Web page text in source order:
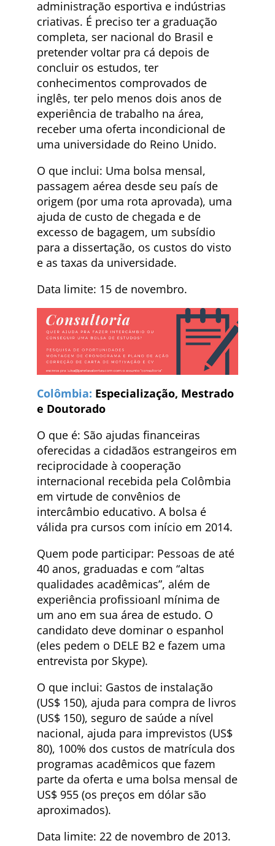
administração esportiva e indústrias
criativas. É preciso ter a graduação
completa, ser nacional do Brasil e
pretender voltar pra cá depois de
concluir os estudos, ter
conhecimentos comprovados de
inglês, ter pelo menos dois anos de
experiência de trabalho na área,
receber uma oferta incondicional de
uma universidade do Reino Unido.
O que inclui: Uma bolsa mensal,
passagem aérea desde seu país de
origem (por uma rota aprovada), uma
ajuda de custo de chegada e de
excesso de bagagem, um subsídio
para a dissertação, os custos do visto
e as taxas da universidade.
Data limite: 15 de novembro.
Colômbia: Especialização, Mestrado
e Doutorado
O que é: São ajudas financeiras
oferecidas a cidadãos estrangeiros em
reciprocidade à cooperação
internacional recebida pela Colômbia
em virtude de convênios de
intercâmbio educativo. A bolsa é
válida pra cursos com início em 2014.
Quem pode participar: Pessoas de até
40 anos, graduadas e com “altas
qualidades acadêmicas”, além de
experiência profissioanl mínima de
um ano em sua área de estudo. O
candidato deve dominar o espanhol
(eles pedem o DELE B2 e fazem uma
entrevista por Skype).
O que inclui: Gastos de instalação
(US$ 150), ajuda para compra de livros
(US$ 150), seguro de saúde a nível
nacional, ajuda para imprevistos (US$
80), 100% dos custos de matrícula dos
programas acadêmicos que fazem
parte da oferta e uma bolsa mensal de
US$ 955 (os preços em dólar são
aproximados).
Data limite: 22 de novembro de 2013.